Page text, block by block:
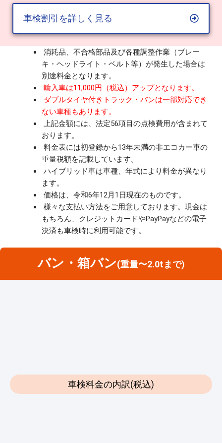
車検割引を詳しく見る
消耗品、不合格部品及び各種調整作業（ブレー
キ・ヘッドライト・ベルト等）が発生した場合は
別途料金となります。
輸入車は11,000円（税込）アップとなります。
ダブルタイヤ付きトラック・バンは一部対応でき
ない車種もあります。
上記金額には、法定56項目の点検費用が含まれて
おります。
料金表には初登録から13年未満の非エコカー車の
重量税額を記載しています。
ハイブリッド車は車種、年式により料金が異なり
ます。
価格は、令和6年12月1日現在のものです。
様々な支払い方法をご用意しております。現金は
もちろん、クレジットカードやPayPayなどの電子
決済も車検時に利用可能です。
バン・箱バン(重量〜2.0tまで)
車検料金の内訳(税込)